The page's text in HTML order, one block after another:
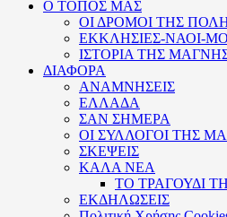
Ο ΤΟΠΟΣ ΜΑΣ
ΟΙ ΔΡΟΜΟΙ ΤΗΣ
ΕΚΚΛΗΣΙΕΣ-ΝΑΟΙ-
ΙΣΤΟΡΙΑ ΤΗΣ
ΔΙΑΦΟΡΑ
ΑΝΑΜΝΗΣΕΙΣ
ΕΛΛΑΔΑ
ΣΑΝ ΣΗΜΕΡΑ
ΟΙ ΣΥΛΛΟΓΟΙ ΤΗΣ
ΣΚΕΨΕΙΣ
ΚΑΛΑ ΝΕΑ
ΤΟ ΤΡΑΓΟΥΔΙ
ΕΚΔΗΛΩΣΕΙΣ